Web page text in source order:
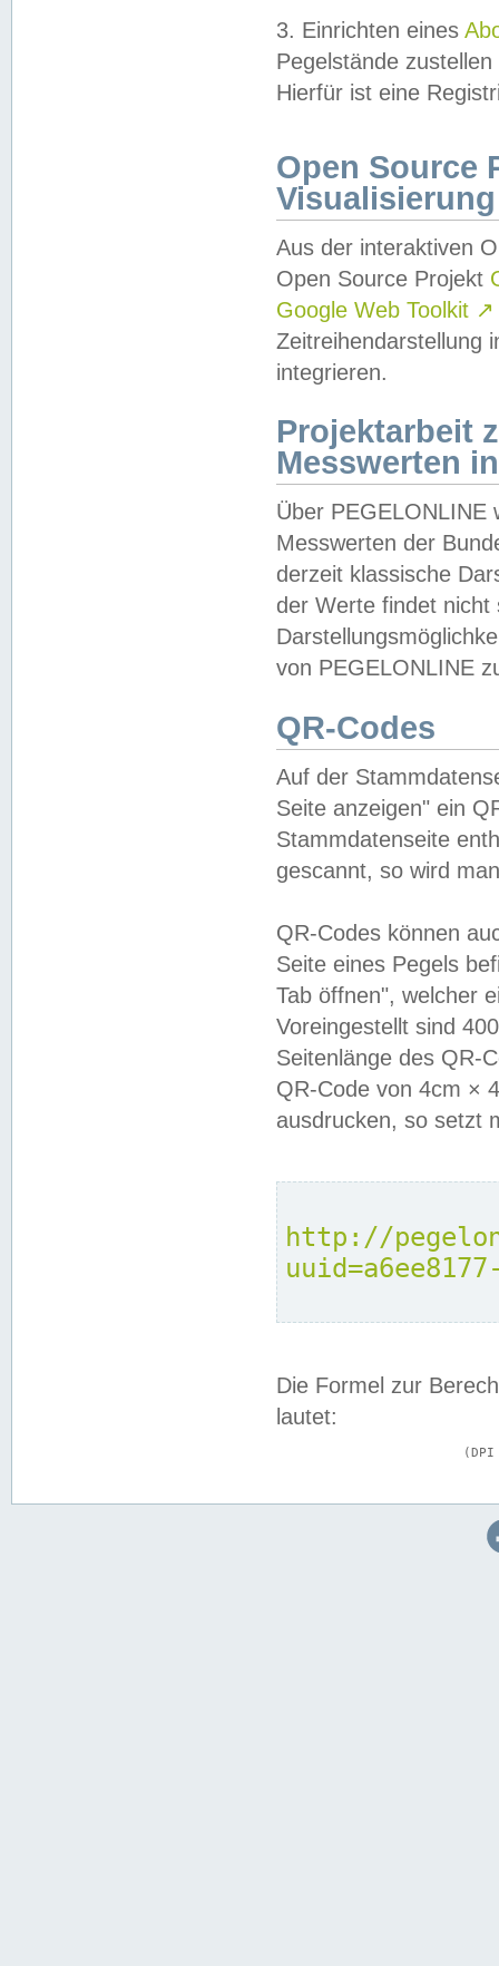
3. Einrichten eines
Pegelstände
Hierfür ist eine
Open Source
Visualisierung
Aus der interaktiven
Open Source Projekt
Google Web Toolkit ↗
Zeitreihendarstellung
integrieren.
Projektarbeit
Messwerten
Über PEGELONLINE
Messwerten der
derzeit klassische
der Werte findet
von PEGELONLINE
QR-Codes
Auf der
Seite anzeigen" ein
Stammdatenseite
gescannt, so wird
QR-Codes können
Seite eines Pegels
Tab öffnen", welcher
Voreingestellt sind
Seitenlänge des QR-
QR-Code von 4cm ×
ausdrucken, so setzt
http://
Die Formel zur
lautet: